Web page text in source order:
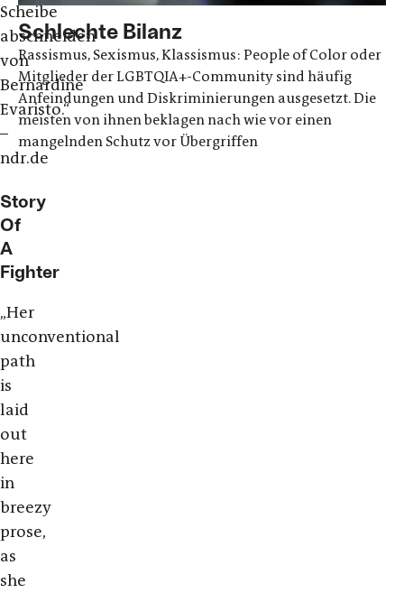
Scheibe
abschneiden
von
Bernardine
Evaristo.“
–
ndr.de
Story
Of
A
Fighter
„Her
unconventional
path
is
laid
out
here
in
breezy
prose,
as
she
Schlechte Bilanz
Rassismus, Sexismus, Klassismus: People of Color oder
Mitglieder der LGBTQIA+-Community sind häufig
Anfeindungen und Diskriminierungen ausgesetzt. Die
meisten von ihnen beklagen nach wie vor einen
mangelnden Schutz vor Übergriffen